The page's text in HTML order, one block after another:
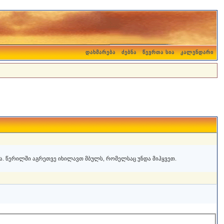
დახმარება ძებნა წევრთა სია კალენდარი
აგრეთვე იხილავთ მბულს, რომელსაც უნდა მიჰყვეთ.